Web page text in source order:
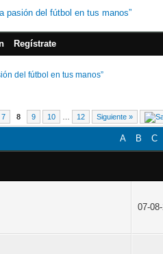
Regístrate
del fútbol en tus manos”
7 8 9 10 12 Siguiente »
A B C
07-